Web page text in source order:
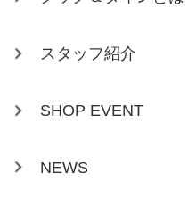
スタッフ紹介
SHOP EVENT
NEWS